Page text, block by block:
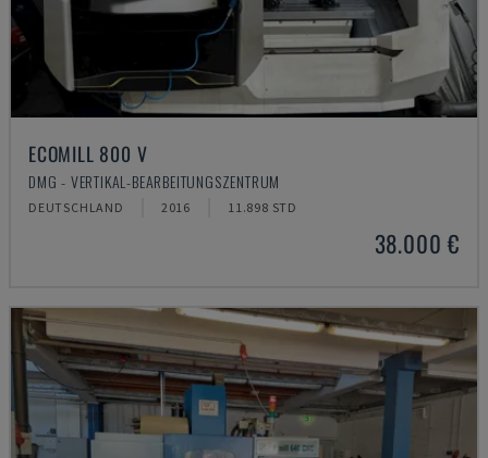
ECOMILL 800 V
DMG - VERTIKAL-BEARBEITUNGSZENTRUM
DEUTSCHLAND 2016 11.898 STD
38.000 €